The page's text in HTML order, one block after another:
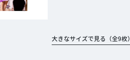
大きなサイズで見る（全9枚）